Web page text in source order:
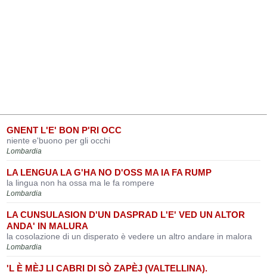
GNENT L'E' BON P'RI OCC
niente e'buono per gli occhi
Lombardia
LA LENGUA LA G'HA NO D'OSS MA IA FA RUMP
la lingua non ha ossa ma le fa rompere
Lombardia
LA CUNSULASION D'UN DASPRAD L'E' VED UN ALTOR
ANDA' IN MALURA
la cosolazione di un disperato è vedere un altro andare in malora
Lombardia
'L È MÈJ LI CABRI DI SÒ ZAPÈJ (VALTELLINA).